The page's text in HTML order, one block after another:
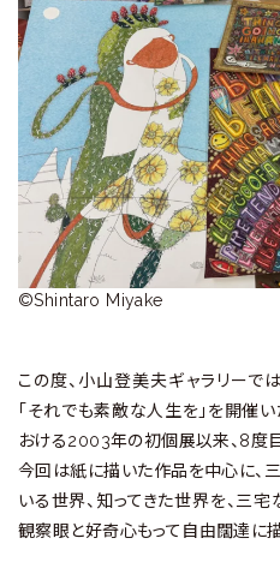
ャ
リ
ー
©Shintaro Miyake
この度、小山登美夫ギャラリーで
「それでも素敵な人生を」を開催い
おける2003年の初個展以来、8度目
今回は紙に描いた作品を中心に、
いる世界、知ってきた世界を、三
観察眼と好奇心もって自由闊達に